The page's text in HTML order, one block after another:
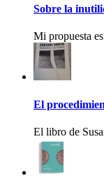
Sobre la
Mi propuesta
El
El libro de